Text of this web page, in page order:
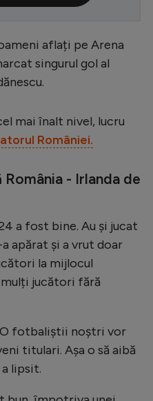
aflați pe Arena
singurul gol al
mai înalt nivel, lucru
României.
- Irlanda de
a fost bine. Au și jucat
apărat și a vrut doar
la mijlocul
mulți jucători fără
fotbaliștii noștri vor
titulari. Așa o să aibă
lipsit.